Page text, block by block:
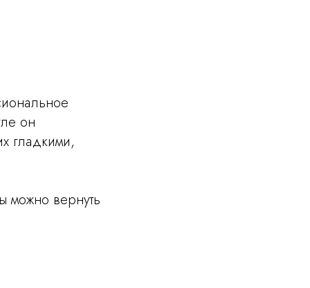
он
гладкими,
можно вернуть